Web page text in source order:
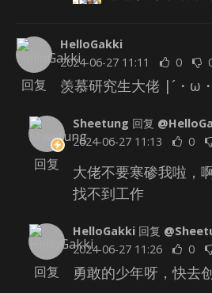
HelloGakki
2024-06-27 11:11
0
羡慕研究生大佬 |´・ω
回复
Sheetung 回复
2024-06-27 11:13
0
大佬不要寒碜我啦，
找不到工作
回复
HelloGakki 回复
2024-06-27 11:26
0
勇敢的少年呀，快去
回复